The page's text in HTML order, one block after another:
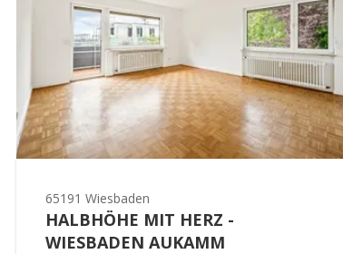
65191 Wiesbaden
HALBHÖHE MIT HERZ -
WIESBADEN AUKAMM